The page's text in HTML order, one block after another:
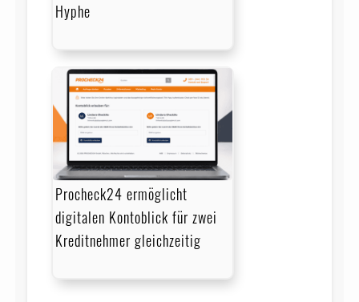
Hyphe
Procheck24 ermöglicht
digitalen Kontoblick für zwei
Kreditnehmer gleichzeitig